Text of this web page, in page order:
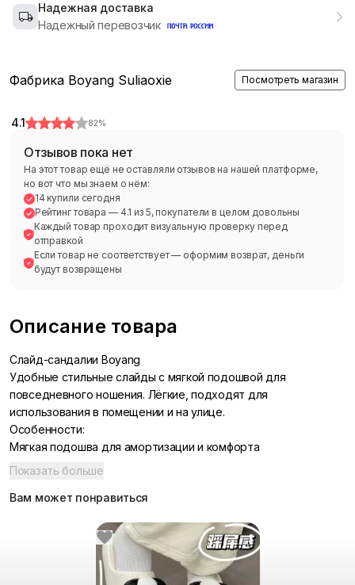
Надежная доставка
Надежный перевозчик
Фабрика Boyang Suliaoxie Посмотреть магазин
4.1 82%
Отзывов пока нет
На этот товар ещё не оставляли отзывов на нашей платформе,
но вот что мы знаем о нём:
14 купили сегодня
Рейтинг товара — 4.1 из 5, покупатели в целом довольны
Каждый товар проходит визуальную проверку перед
отправкой
Если товар не соответствует — оформим возврат, деньги
будут возвращены
Описание товара
Слайд-сандалии Boyang
Удобные стильные слайды с мягкой подошвой для
повседневного ношения. Лёгкие, подходят для
использования в помещении и на улице.
Особенности:
Мягкая подошва для амортизации и комфорта
Модель «слайд» с платформой, легко надевать
Доступные размеры и варианты цвета:
Мотивы «husky» (бело‑чёрный, бело‑оранжевый,
чёрно‑зелёный) — размеры 36–45
Мотивы «astronaut» (бело‑чёрный, бело‑оранжевый,
Показать больше
Вам может понравиться